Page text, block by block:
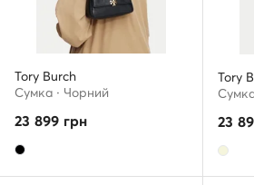
Tory Burch
Сумка · Чорний
23 899 грн
Tory
23